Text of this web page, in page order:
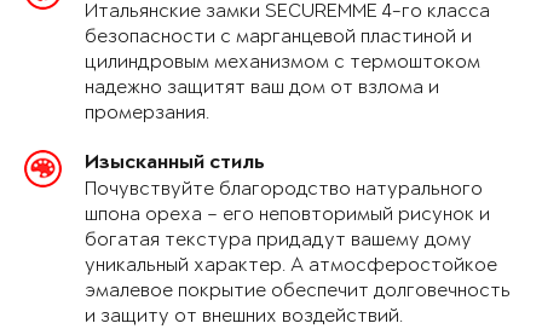
Итальянские замки SECUREMME 4-го класса
безопасности с марганцевой пластиной и
цилиндровым механизмом с термоштоком
надежно защитят ваш дом от взлома и
промерзания.
Изысканный стиль
Почувствуйте благородство натурального
шпона ореха – его неповторимый рисунок и
богатая текстура придадут вашему дому
уникальный характер. А атмосферостойкое
эмалевое покрытие обеспечит долговечность
и защиту от внешних воздействий.